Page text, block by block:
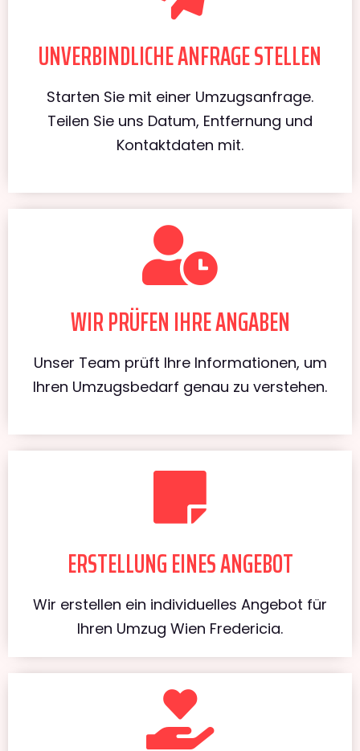
UNVERBINDLICHE ANFRAGE STELLEN
Starten Sie mit einer Umzugsanfrage.
Teilen Sie uns Datum, Entfernung und
Kontaktdaten mit.
WIR PRÜFEN IHRE ANGABEN
Unser Team prüft Ihre Informationen, um
Ihren Umzugsbedarf genau zu verstehen.
ERSTELLUNG EINES ANGEBOT
Wir erstellen ein individuelles Angebot für
Ihren Umzug Wien Fredericia.